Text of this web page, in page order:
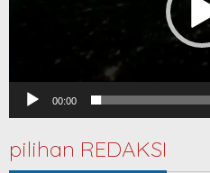
00:00
pilihan REDAKSI